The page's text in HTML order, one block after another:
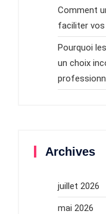
Comment
faciliter
Pourquoi
un choix
Archives
juillet 2026
mai 2026